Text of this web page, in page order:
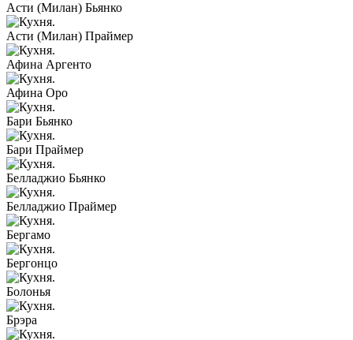
Асти (Милан) Бьянко
Асти (Милан) Праймер
Афина Аргенто
Афина Оро
Бари Бьянко
Бари Праймер
Белладжио Бьянко
Белладжио Праймер
Бергамо
Бергонцо
Болонья
Брэра